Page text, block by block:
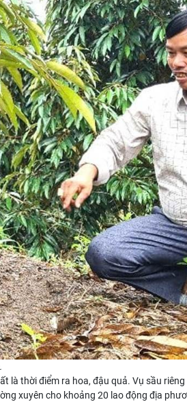
thời điểm ra hoa, đậu quả. Vụ sầu
xuyên cho khoảng 20 lao động địa